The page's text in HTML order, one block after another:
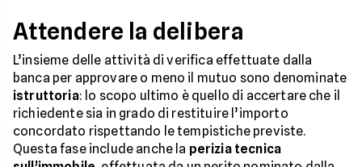
Attendere la delibera
L’insieme delle attività di verifica effettuate dalla
banca per approvare o meno il mutuo sono denominate
istruttoria: lo scopo ultimo è quello di accertare che il
richiedente sia in grado di restituire l’importo
concordato rispettando le tempistiche previste.
Questa fase include anche la perizia tecnica